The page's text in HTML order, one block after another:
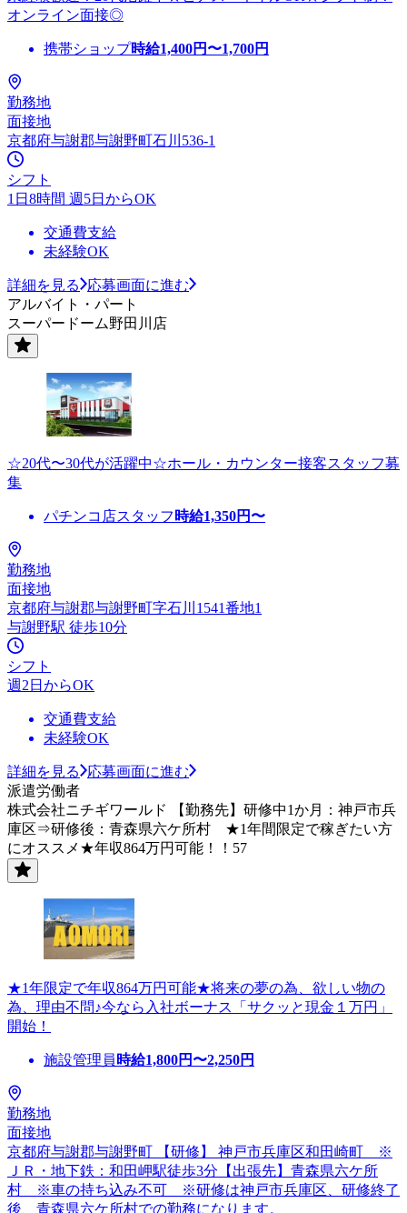
オンライン面接◎
携帯ショップ時給1,400円〜1,700円
勤務地
面接地
京都府与謝郡与謝野町石川536-1
シフト
1日8時間 週5日からOK
交通費支給
未経験OK
詳細を見る
応募画面に進む
アルバイト・パート
スーパードーム野田川店
☆20代〜30代が活躍中☆ホール・カウンター接客スタッフ募
集
パチンコ店スタッフ 時給1,350円〜
勤務地
面接地
京都府与謝郡与謝野町字石川1541番地1
与謝野駅 徒歩10分
シフト
週2日からOK
交通費支給
未経験OK
詳細を見る
応募画面に進む
派遣労働者
株式会社ニチギワールド 【勤務先】研修中1か月：神戸市兵
庫区⇒研修後：青森県六ケ所村 ★1年間限定で稼ぎたい方
にオススメ★年収864万円可能！！57
★1年限定で年収864万円可能★将来の夢の為、欲しい物の
為、理由不問♪今なら入社ボーナス「サクッと現金１万円」
開始！
施設管理員 時給1,800円〜2,250円
勤務地
面接地
京都府与謝郡与謝野町 【研修】 神戸市兵庫区和田崎町 ※
ＪＲ・地下鉄：和田岬駅徒歩3分【出張先】青森県六ケ所
村 ※車の持ち込み不可 ※研修は神戸市兵庫区、研修終了
後、青森県六ケ所村での勤務になります。